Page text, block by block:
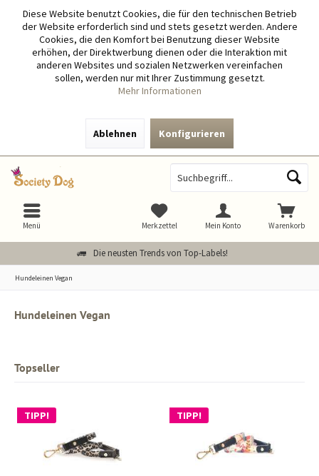
Diese Website benutzt Cookies, die für den technischen Betrieb
der Website erforderlich sind und stets gesetzt werden. Andere
Cookies, die den Komfort bei Benutzung dieser Website
erhöhen, der Direktwerbung dienen oder die Interaktion mit
anderen Websites und sozialen Netzwerken vereinfachen
sollen, werden nur mit Ihrer Zustimmung gesetzt.
Mehr Informationen
Ablehnen Konfigurieren
Die neusten Trends von Top-Labels!
Warenkorb
Merkzettel Mein Konto
Menü
Hundeleinen Vegan
Hundeleinen Vegan
Topseller
TIPP! TIPP!